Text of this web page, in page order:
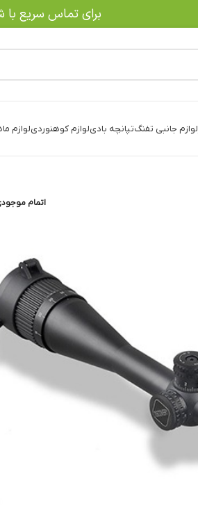
برای تماس سریع با
لوازم جانبی تفنگتپانچه بادیلوازم کوهنوردیلوازم
اتمام